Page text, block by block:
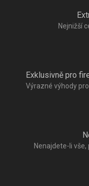
Nejnižší
Exklusivně pro
Výrazné výhody
Nenajdete-li